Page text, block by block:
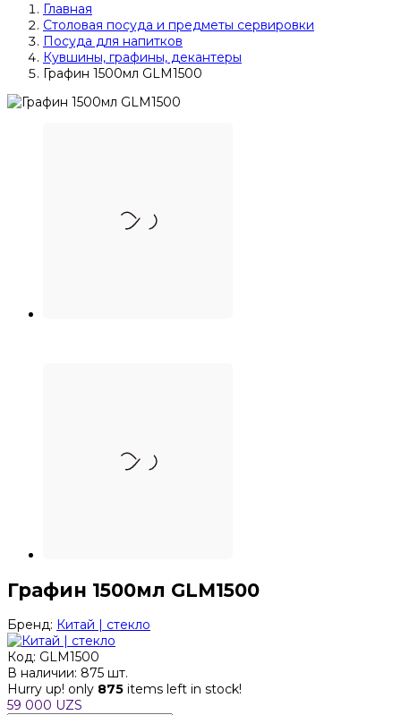
Главная
Столовая посуда и предметы сервировки
Посуда для напитков
Кувшины, графины, декантеры
Графин 1500мл GLM1500
Графин 1500мл GLM1500
Бренд: Китай | стекло
Код: GLM1500
В наличии: 875 шт.
Hurry up! only 875 items left in stock!
59 000 UZS